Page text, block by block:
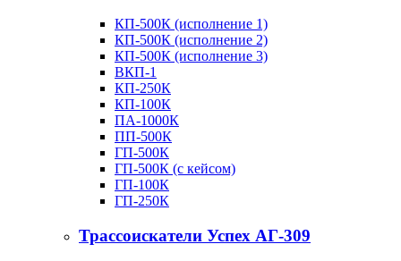
КП-500К (исполнение 1)
КП-500К (исполнение 2)
КП-500К (исполнение 3)
ВКП-1
КП-250К
КП-100К
ПА-1000К
ПП-500К
ГП-500К
ГП-500К (с кейсом)
ГП-100К
ГП-250К
Трассоискатели Успех АГ-309